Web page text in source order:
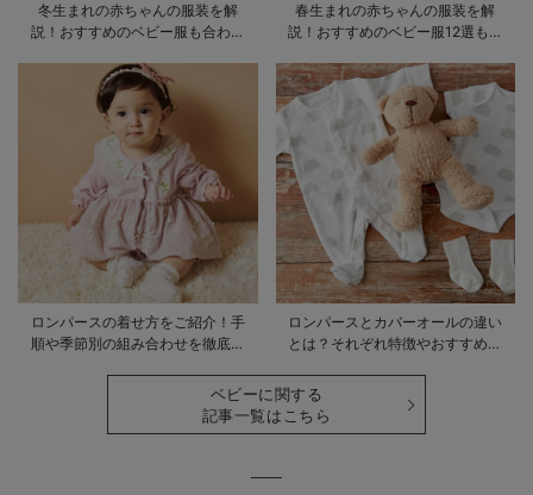
冬生まれの赤ちゃんの服装を解
説！おすすめのベビー服も合わせ
春生まれの赤ちゃんの服装を解
説！おすすめのベビー服12選も合
ロンパースの着せ方をご紹介！手
順や季節別の組み合わせを徹底解
ロンパースとカバーオールの違い
とは？それぞれ特徴やおすすめ商
ベビーに関する
記事一覧はこちら